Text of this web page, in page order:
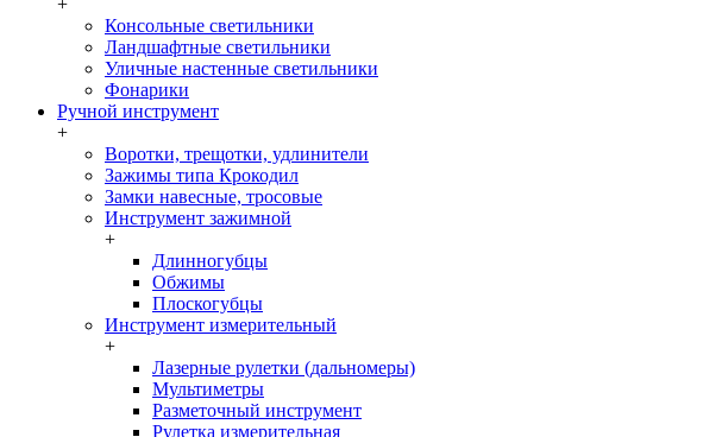
+
Консольные светильники
Ландшафтные светильники
Уличные настенные светильники
Фонарики
Ручной инструмент
+
Воротки, трещотки, удлинители
Зажимы типа Крокодил
Замки навесные, тросовые
Инструмент зажимной
+
Длинногубцы
Обжимы
Плоскогубцы
Инструмент измерительный
+
Лазерные рулетки (дальномеры)
Мультиметры
Разметочный инструмент
Рулетка измерительная